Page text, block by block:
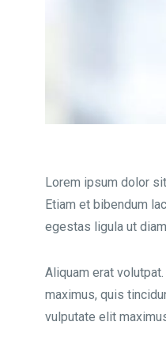
Lorem ipsum dolor
Etiam et bibendum
egestas ligula ut
Aliquam erat
maximus, quis
vulputate elit